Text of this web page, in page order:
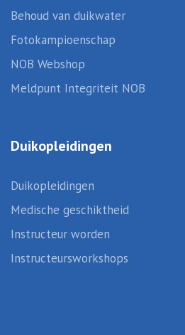
Behoud van duikwater
Fotokampioenschap
NOB Webshop
Meldpunt Integriteit NOB
Duikopleidingen
Duikopleidingen
Medische geschiktheid
Instructeur worden
Instructeursworkshops